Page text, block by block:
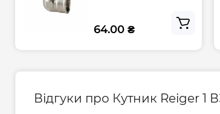
64.00 ₴
Відгуки про Кутник Reiger 1